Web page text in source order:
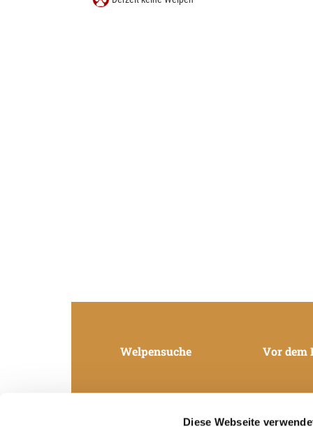
Diese Webseite
Welpensuche Vor dem